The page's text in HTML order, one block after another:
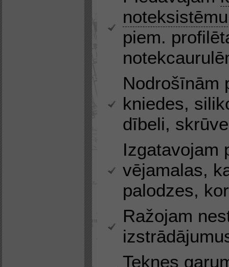
noteksistēmu
piem.
Nodrošīnām
kniedes,
dībeli,
Izgatavojam
vējamalas,
palodzes,
Ražojam
Teknes